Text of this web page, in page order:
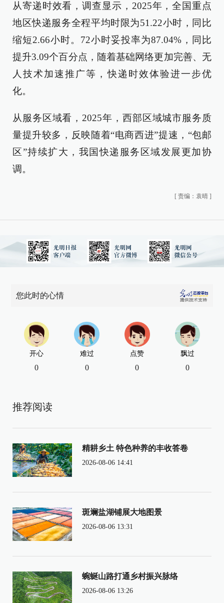
从寄递时效看，调查显示，2025年，全国重点
地区快递服务全程平均时限为51.22小时，同比
缩短2.66小时。72小时妥投率为87.04%，同比
提升3.09个百分点，随着基础网络更加完善、无
人技术加速推广等，快递时效体验进一步优
化。
从服务区域看，2025年，西部区域城市服务质
量提升较多，反映随着“电商西进”提速，“包邮
区”持续扩大，我国快递服务区域发展更加协
调。
[ 责编：袁晴 ]
您此时的心情
开心
0
难过
0
点赞
0
飘过
0
推荐阅读
精耕乡土 特色种养的丰收答卷
2026-08-06 14:41
斑斓盐湖铺展大地图景
2026-08-06 13:31
蜿蜒山路打通乡村振兴脉络
2026-08-06 13:26